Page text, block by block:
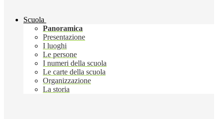
Scuola
Panoramica
Presentazione
I luoghi
Le persone
I numeri della scuola
Le carte della scuola
Organizzazione
La storia